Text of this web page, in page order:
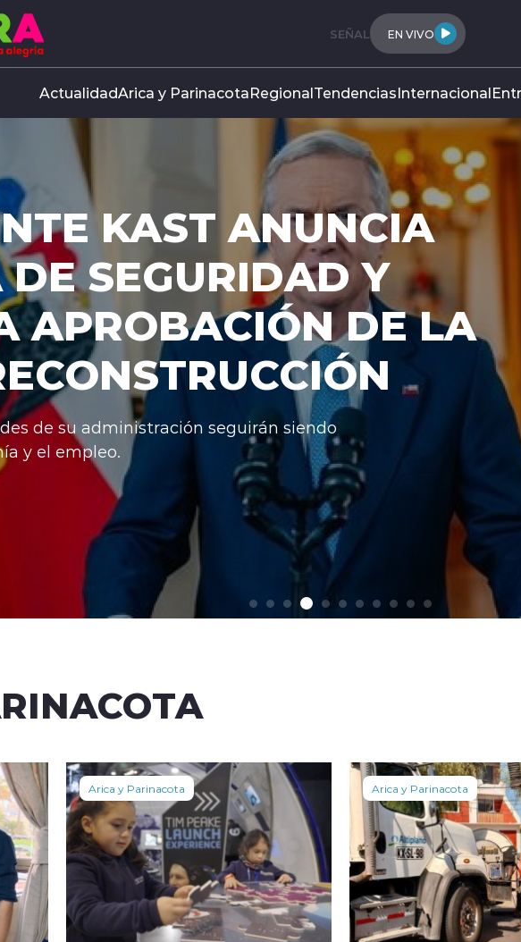
SEÑAL EN VIVO
ActualidadArica y ParinacotaRegionalTendenciasInternacional
KAST ANUNCIA
SEGURIDAD Y
APROBACIÓN DE LA
de su administración seguirán siendo
y el empleo.
Arica y Parinacota Arica y Parinacota